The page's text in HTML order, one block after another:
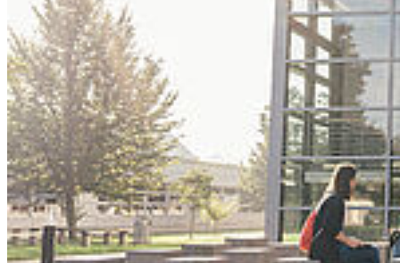
Hochschule brilliert mit Forschung für
Landwirtschaft
14.03.2025
Bündnis AutoPasture wird im Landesexzellenzprogramm mit 5 Mio.
€ über vier Jahre gefördert für seine digitalen Anwendungen für ein
autonomes Herden- und Weidemanagement